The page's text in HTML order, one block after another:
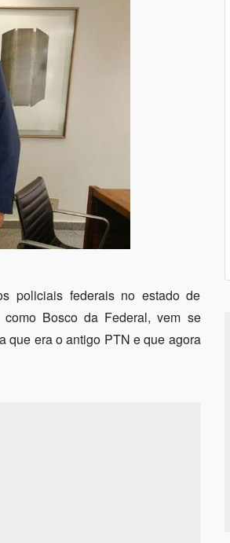
policiais federais no estado de
Bosco da Federal, vem se
que era o antigo PTN e que agora